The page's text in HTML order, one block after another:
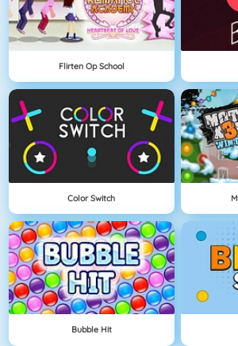
Flirten Op School
Color Switch
Bubble Hit